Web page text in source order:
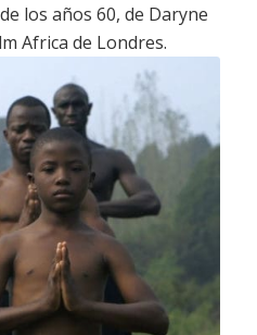
los años 60, de Daryne
Africa de Londres.